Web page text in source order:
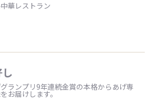
華レストラン
ランプリ9年連続金賞の本格からあげ専
お届けします。